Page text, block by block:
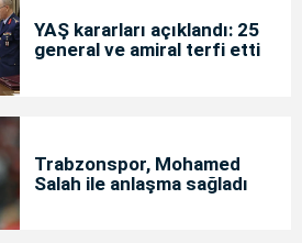
YAŞ kararları açıklandı: 25
general ve amiral terfi etti
Trabzonspor, Mohamed
Salah ile anlaşma sağladı